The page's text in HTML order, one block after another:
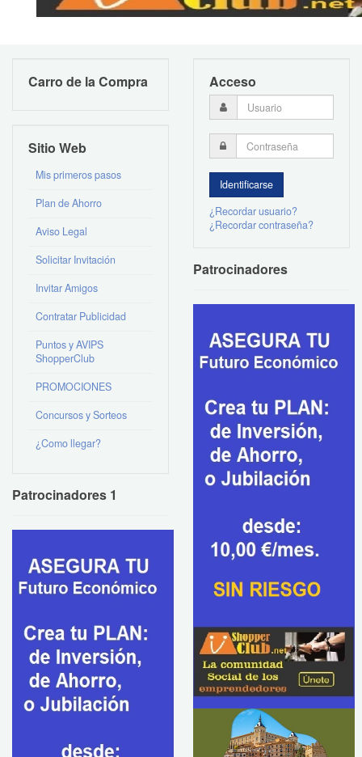
Carro de la Compra
Sitio Web
Mis primeros pasos
Plan de Ahorro
Aviso Legal
Solicitar Invitación
Invitar Amigos
Contratar Publicidad
Puntos y AVIPS
ShopperClub
PROMOCIONES
Concursos y Sorteos
¿Como llegar?
Patrocinadores 1
Acceso
¿Recordar usuario?
¿Recordar contraseña?
Patrocinadores